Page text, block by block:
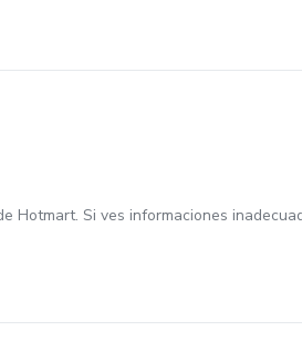
Hotmart. Si ves informaciones